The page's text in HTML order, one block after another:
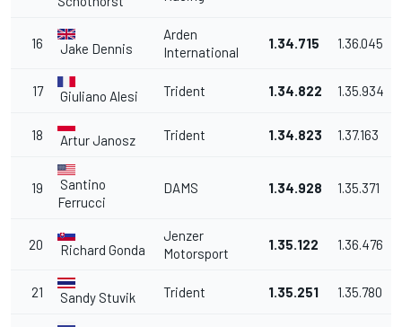
16 Jake Dennis
Arden
International
1.34.715 1.36.045
17 Giuliano Alesi Trident 1.34.822 1.35.934
18 Artur Janosz Trident 1.34.823 1.37.163
19
Santino
Ferrucci
DAMS 1.34.928 1.35.371
20 Richard Gonda
Jenzer
Motorsport
1.35.122 1.36.476
21 Sandy Stuvik Trident 1.35.251 1.35.780